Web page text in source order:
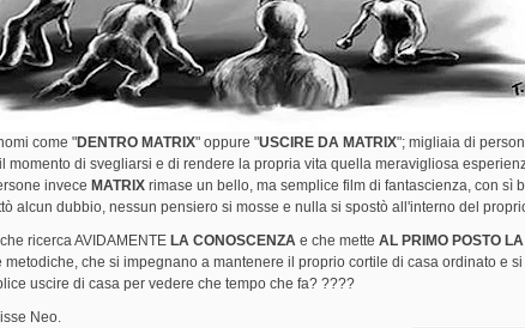
come "DENTRO MATRIX" oppure "USCIRE DA MATRIX"; migliaia di
momento di svegliarsi e di rendere la propria vita quella meravigliosa
invece MATRIX rimase un bello, ma semplice film di fantascienza, con sì
alcun dubbio, nessun pensiero si mosse e nulla si spostò all'interno del
ricerca AVIDAMENTE LA CONOSCENZA e che mette AL PRIMO POSTO
che si impegnano a mantenere il proprio cortile di casa ordinato e
uscire di casa per vedere che tempo che fa? ????
Neo.